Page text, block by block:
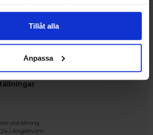
Tillåt alla
Anpassa
OSS PÅ 0431 - 37 14 00
i Ängelholm